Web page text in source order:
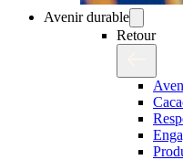
Avenir durable
Retour